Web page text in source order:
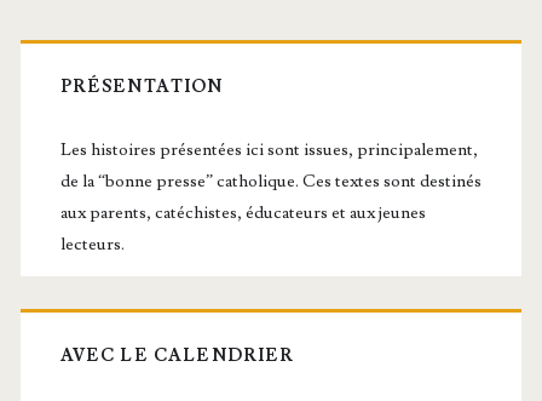
Barre
latérale
principale
PRÉSENTATION
Les histoires présentées ici sont issues, principalement,
de la “bonne presse” catholique. Ces textes sont destinés
aux parents, catéchistes, éducateurs et aux jeunes
lecteurs.
AVEC LE CALENDRIER